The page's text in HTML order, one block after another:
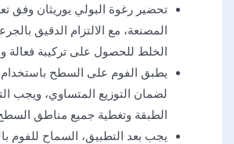
تحضير رغوة البولي يوريثان وفق
المصنعة، مع الالتزام الدقيق
الخلط للحصول على تركيبة فعالة
يطبق الفوم على السطح
لضمان التوزيع المتساوي، ويجب
الطبقة وتغطية جميع مناطق
يجب بعد التطبيق، السماح للفوم